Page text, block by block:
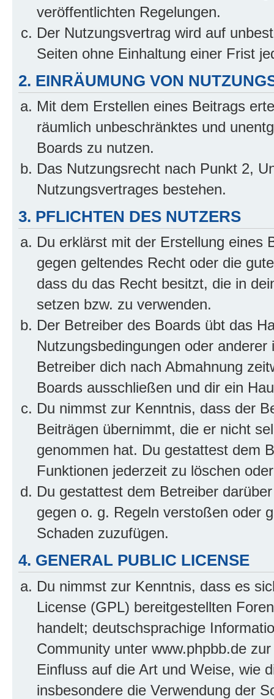
veröffentlichten Regelungen.
Der Nutzungsvertrag wird auf
Seiten ohne Einhaltung einer Frist
2. EINRÄUMUNG VON
Mit dem Erstellen eines Beitrags
räumlich unbeschränktes und
Boards zu nutzen.
Das Nutzungsrecht nach Punkt 2,
Nutzungsvertrages bestehen.
3. PFLICHTEN DES NUTZERS
Du erklärst mit der Erstellung eines
gegen geltendes Recht oder die
dass du das Recht besitzt, die in
setzen bzw. zu verwenden.
Der Betreiber des Boards übt das
Nutzungsbedingungen oder
Betreiber dich nach Abmahnung
Boards ausschließen und dir ein
Du nimmst zur Kenntnis, dass der
Beiträgen übernimmt, die er nicht
genommen hat. Du gestattest dem
Funktionen jederzeit zu löschen
Du gestattest dem Betreiber
gegen o. g. Regeln verstoßen oder
Schaden zuzufügen.
4. GENERAL PUBLIC LICENSE
Du nimmst zur Kenntnis, dass es
License (GPL) bereitgestellten
handelt; deutschsprachige
Community unter www.phpbb.de
Einfluss auf die Art und Weise, wie
insbesondere die Verwendung der